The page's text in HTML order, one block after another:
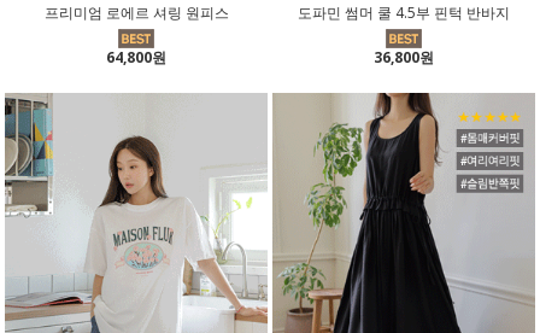
프리미엄 로에르 셔링 원피스
64,800원
도파민 썸머 쿨 4.5부 핀턱 반바지
36,800원